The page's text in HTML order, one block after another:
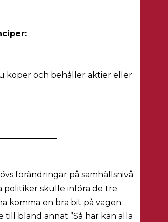
köper och behåller aktier eller
förändringar på samhällsnivå
politiker skulle införa de tre
komma en bra bit på vägen.
till bland annat ”Så här kan alla